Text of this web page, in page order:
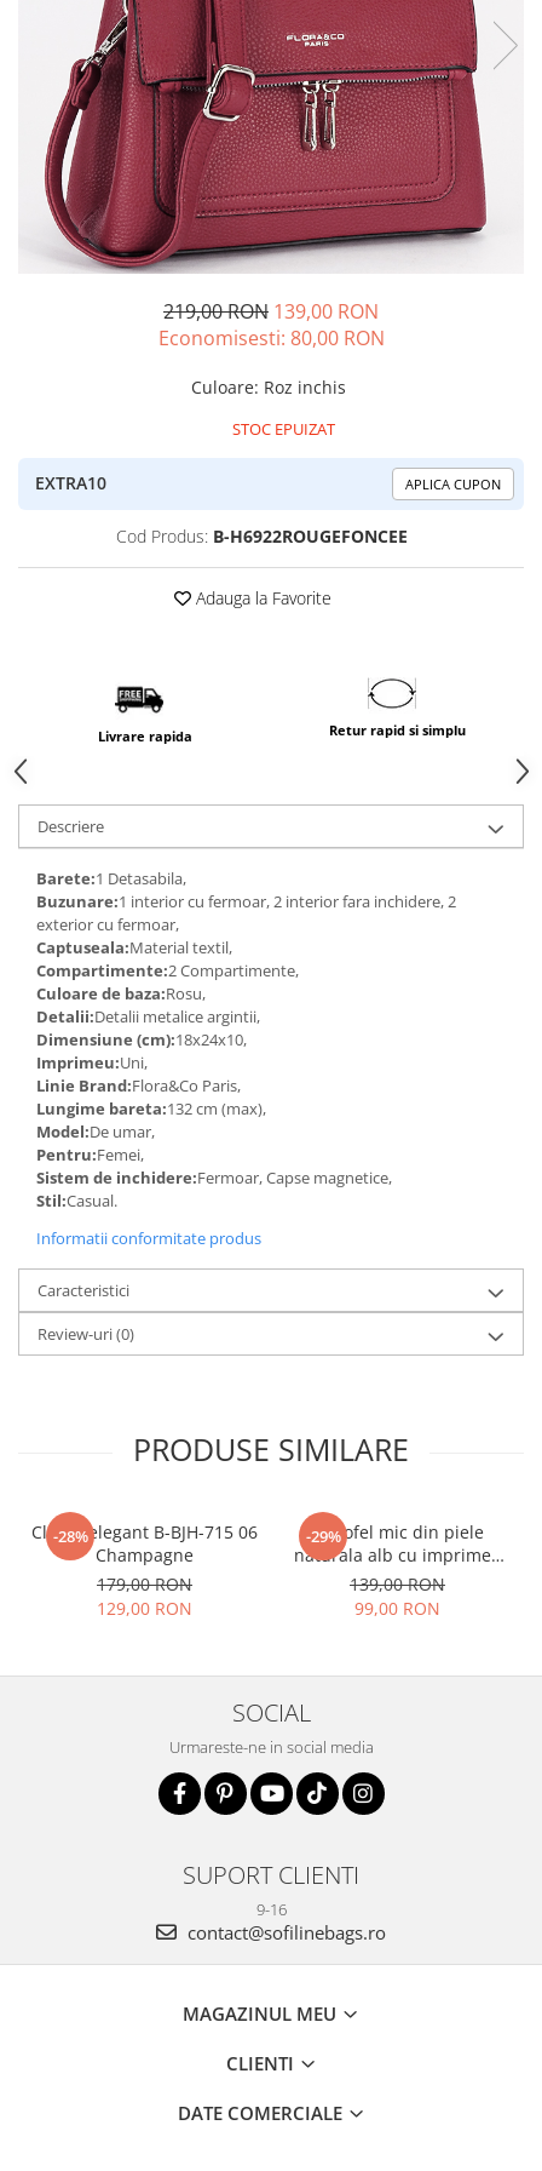
219,00 RON 139,00 RON
Economisesti: 80,00 RON
Culoare: Roz inchis
STOC EPUIZAT
EXTRA10 APLICA CUPON
Cod Produs: B-H6922ROUGEFONCEE
Adauga la Favorite
Livrare rapida Retur rapid si simplu
Descriere
Barete:1 Detasabila,
Buzunare:1 interior cu fermoar, 2 interior fara inchidere, 2
exterior cu fermoar,
Captuseala:Material textil,
Compartimente:2 Compartimente,
Culoare de baza:Rosu,
Detalii:Detalii metalice argintii,
Dimensiune (cm):18x24x10,
Imprimeu:Uni,
Linie Brand:Flora&Co Paris,
Lungime bareta:132 cm (max),
Model:De umar,
Pentru:Femei,
Sistem de inchidere:Fermoar, Capse magnetice,
Stil:Casual.
Informatii conformitate produs
Caracteristici
Review-uri(0)
PRODUSE SIMILARE
-28%
Clutch elegant B-BJH-715 06
Champagne
179,00 RON
129,00 RON
-29%
Portofel mic din piele
naturala alb cu imprimeu
B-8912 07
139,00 RON
99,00 RON
SOCIAL
Urmareste-ne in social media
SUPORT CLIENTI
9-16
contact@sofilinebags.ro
MAGAZINUL MEU
CLIENTI
DATE COMERCIALE